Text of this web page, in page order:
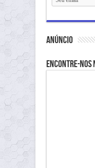
anúncio
Encontre-nos